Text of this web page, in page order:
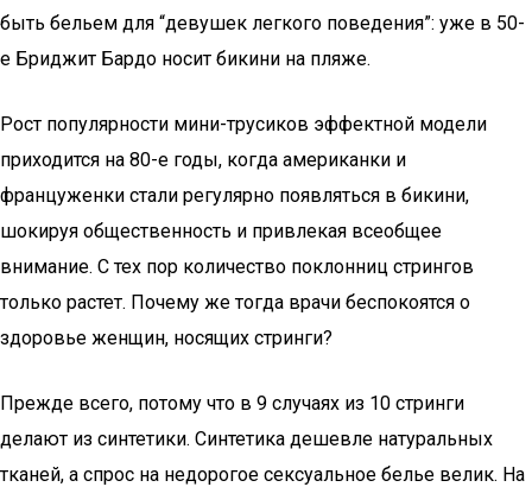
быть бельем для “девушек легкого поведения”: уже в 50-
е Бриджит Бардо носит бикини на пляже.
Рост популярности мини-трусиков эффектной модели
приходится на 80-е годы, когда американки и
француженки стали регулярно появляться в бикини,
шокируя общественность и привлекая всеобщее
внимание. С тех пор количество поклонниц стрингов
только растет. Почему же тогда врачи беспокоятся о
здоровье женщин, носящих стринги?
Прежде всего, потому что в 9 случаях из 10 стринги
делают из синтетики. Синтетика дешевле натуральных
тканей, а спрос на недорогое сексуальное белье велик. На